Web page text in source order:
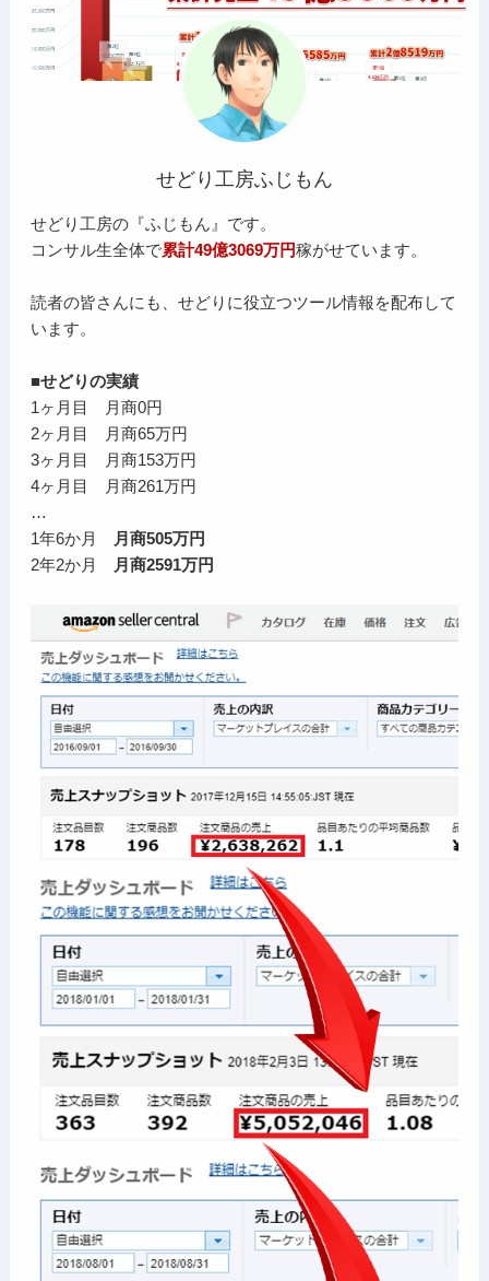
せどり工房ふじもん
せどり工房の『ふじもん』です。
コンサル生全体で累計49億3069万円稼がせています。
読者の皆さんにも、せどりに役立つツール情報を配布して
います。
■せどりの実績
1ヶ月目 月商0円
2ヶ月目 月商65万円
3ヶ月目 月商153万円
4ヶ月目 月商261万円
…
1年6か月
月商505万円
2年2か月
月商2591万円